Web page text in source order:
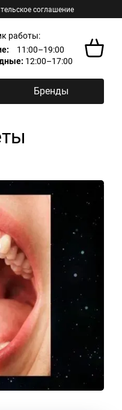
соглашение
работы:
11:00–19:00
12:00–17:00
Бренды